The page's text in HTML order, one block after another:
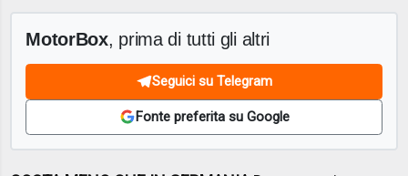
MotorBox, prima di tutti gli altri
Seguici su Telegram
Fonte preferita su Google